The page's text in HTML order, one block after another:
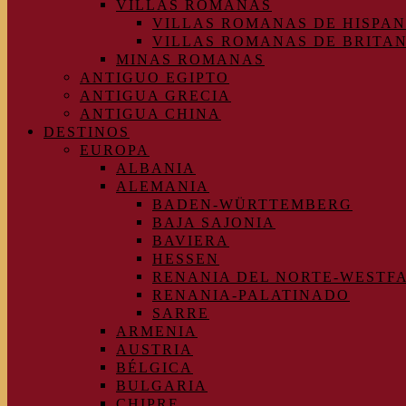
VILLAS ROMANAS
VILLAS ROMANAS DE
VILLAS ROMANAS DE
MINAS ROMANAS
ANTIGUO EGIPTO
ANTIGUA GRECIA
ANTIGUA CHINA
DESTINOS
EUROPA
ALBANIA
ALEMANIA
BADEN-WÜRTTEMBERG
BAJA SAJONIA
BAVIERA
HESSEN
RENANIA DEL NORTE-
RENANIA-PALATINADO
SARRE
ARMENIA
AUSTRIA
BÉLGICA
BULGARIA